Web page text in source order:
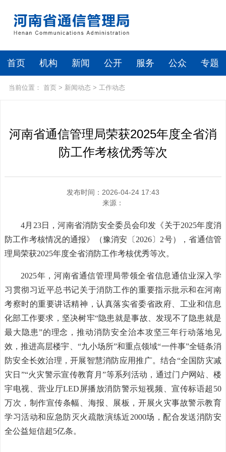
首页 机构 新闻 公开 服务 公众 专题
当前位置： 首页> 新闻动态 > 工作动态
河南省通信管理局荣获2025年度全省消
防工作考核优秀等次
发布时间：2026-04-24 17:43
来源：
4月23日，河南省消防安全委员会印发《关于2025年度消
防工作考核情况的通报》（豫消安〔2026〕2号），省通信管
理局荣获2025年度全省消防工作考核优秀等次。
2025年，河南省通信管理局带领全省信息通信业深入学
习贯彻习近平总书记关于消防工作的重要指示批示和在河南
考察时的重要讲话精神，认真落实省委省政府、工业和信息
化部工作要求，坚决树牢“隐患就是事故、发现不了隐患就是
最大隐患”的理念，推动消防安全治本攻坚三年行动落地见
效，推进高层楼宇、“九小场所”和重点领域“一件事”全链条消
防安全长效治理，开展智慧消防应用推广。结合“全国防灾减
灾日”“火灾警示宣传教育月”等系列活动，通过门户网站、楼
宇电视、营业厅LED屏播放消防警示短视频、宣传标语超50
万次，制作宣传条幅、海报、展板，开展火灾事故警示教育
学习活动和应急防灭火疏散演练近2000场，配合发送消防安
全公益短信超5亿条。